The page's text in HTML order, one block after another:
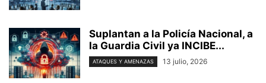
Suplantan a la Policía Nacional, a
la Guardia Civil ya INCIBE...
ATAQUES Y AMENAZAS 13 julio, 2026